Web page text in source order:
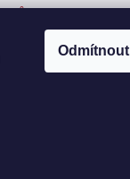
Odmítnout